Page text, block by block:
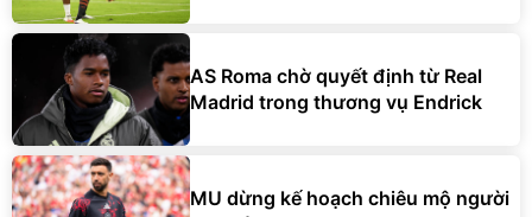
AS Roma chờ quyết định từ Real
Madrid trong thương vụ Endrick
MU dừng kế hoạch chiêu mộ người